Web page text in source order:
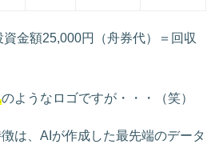
金額25,000円（舟券代）＝回収
のようなロゴですが・・・（笑）
は、AIが作成した最先端のデータ